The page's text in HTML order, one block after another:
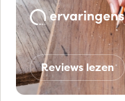
Reviews lezen